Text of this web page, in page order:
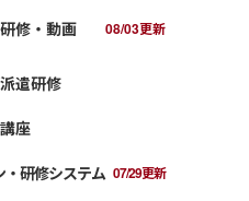
修・動画 08/03更新
遣研修
座
・研修システム 07/29更新